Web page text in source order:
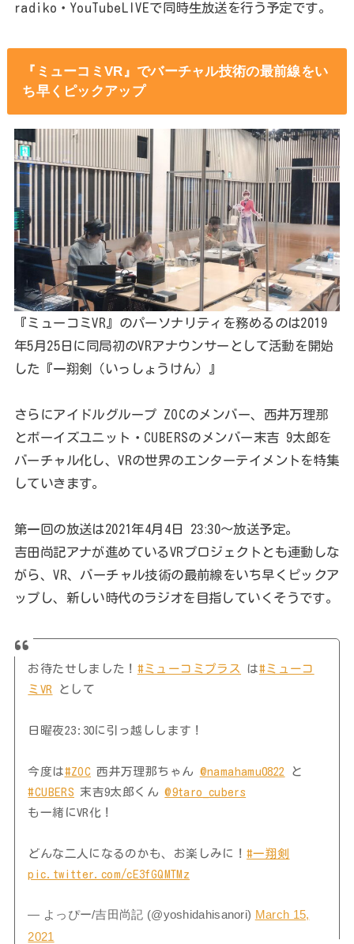
radiko・YouTubeLIVEで同時生放送を行う予定です。
『ミューコミVR』でバーチャル技術の最前線をい
ち早くピックアップ
『ミューコミVR』のパーソナリティを務めるのは2019
年5月25日に同局初のVRアナウンサーとして活動を開始
した『一翔剣（いっしょうけん）』
さらにアイドルグループ ZOCのメンバー、西井万理那
とボーイズユニット・CUBERSのメンバー末吉 9太郎を
バーチャル化し、VRの世界のエンターテイメントを特集
していきます。
第一回の放送は2021年4月4日 23ː30～放送予定。
吉田尚記アナが進めているVRプロジェクトとも連動しな
がら、VR、バーチャル技術の最前線をいち早くピックア
ップし、新しい時代のラジオを目指していくそうです。
お待たせしました！ #ミューコミプラス は#ミューコ
ミVR
として
日曜夜23:30に引っ越しします！
今度は#ZOC 西井万理那ちゃん @namahamu0822
と
#CUBERS 末吉9太郎くん@9taro_cubers
も一緒にVR化！
どんな二人になるのかも、お楽しみに！#一翔剣
pic.twitter.com/cE3fGQMTMz
— よっぴー/吉田尚記 (@yoshidahisanori) March 15,
2021